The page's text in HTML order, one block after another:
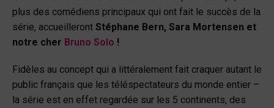
plus des comédiens principaux qui ont fait le succès de la
série, accueilleront Stéphane Bern, Sara Mortensen et
notre cher Bruno Solo !
Fidèles au concept qui a littéralement fait craquer autant le
public français que les téléspectateurs du monde entier –
la série est en effet regardée sur les 5 continents, des